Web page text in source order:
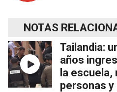
NOTAS
Tailandia:
años
la
personas